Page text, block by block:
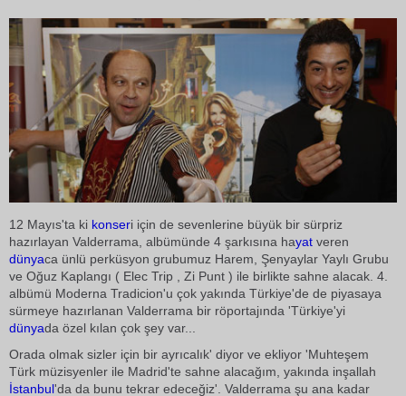
12 Mayıs'ta ki konseri için de sevenlerine büyük bir sürpriz
hazırlayan Valderrama, albümünde 4 şarkısına hayat veren
dünyaca ünlü perküsyon grubumuz Harem, Şenyaylar Yaylı Grubu
ve Oğuz Kaplangı ( Elec Trip , Zi Punt ) ile birlikte sahne alacak. 4.
albümü Moderna Tradicion'u çok yakında Türkiye'de de piyasaya
sürmeye hazırlanan Valderrama bir röportajında 'Türkiye'yi
dünyada özel kılan çok şey var...
Orada olmak sizler için bir ayrıcalık' diyor ve ekliyor 'Muhteşem
Türk müzisyenler ile Madrid'te sahne alacağım, yakında inşallah
İstanbul'da da bunu tekrar edeceğiz'. Valderrama şu ana kadar